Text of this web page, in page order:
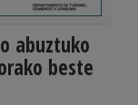
abuztuko
beste